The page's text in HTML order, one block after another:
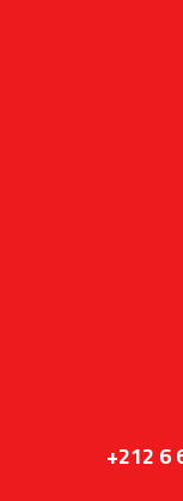
+212 6